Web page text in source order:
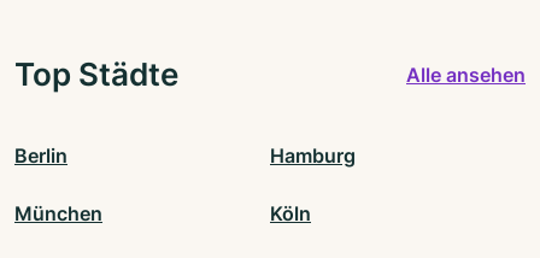
Top Städte Alle ansehen
Berlin Hamburg
München Köln